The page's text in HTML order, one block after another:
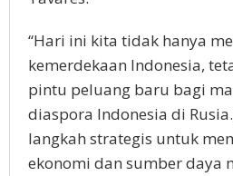
“Hari ini kita tidak hanya
kemerdekaan Indonesia,
pintu peluang baru bagi
diaspora Indonesia di
langkah strategis untuk
ekonomi dan sumber daya